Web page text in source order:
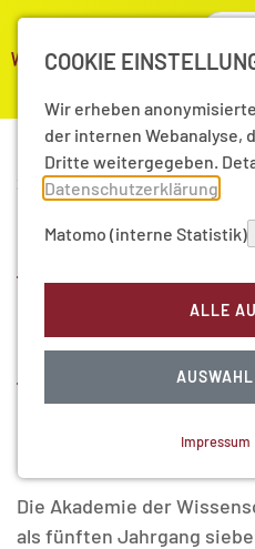
30.09.2024 |
16/2024
Young
an der
Hamburg
Die Akademie der
als fünften Jahrgang
COOKIE
Wir erheben
der internen Webanalyse,
Dritte weitergegeben.
Datenschutzerklärung
Matomo (interne Statistik)
ALLE
Impressum